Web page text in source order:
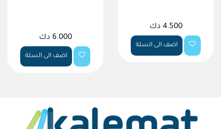
6.000 دك
اضف الى السلة
4.500 دك
اضف الى السلة